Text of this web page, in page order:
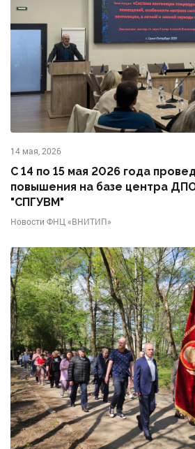
14 мая, 2026
С 14 по 15 мая 2026 года
повышения на базе центра
"СПГУВМ"
Новости ФНЦ «ВНИТИП»